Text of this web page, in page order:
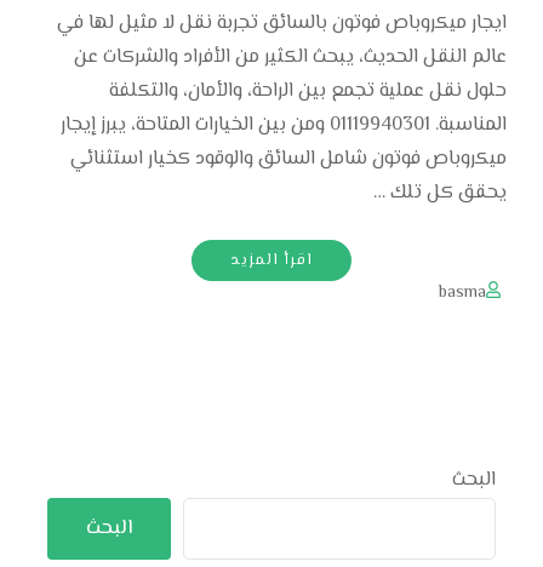
ايجار ميكروباص فوتون بالسائق تجربة نقل لا مثيل لها في
عالم النقل الحديث، يبحث الكثير من الأفراد والشركات عن
حلول نقل عملية تجمع بين الراحة، والأمان، والتكلفة
المناسبة. 01119940301 ومن بين الخيارات المتاحة، يبرز إيجار
ميكروباص فوتون شامل السائق والوقود كخيار استثنائي
يحقق كل تلك …
اقرأ المزيد
basma
البحث
البحث